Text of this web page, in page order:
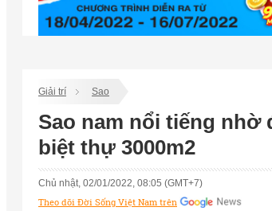
Giải trí Sao
Sao nam nổi tiếng nhờ
biệt thự 3000m2
Chủ nhật, 02/01/2022, 08:05 (GMT+7)
Theo dõi Đời Sống Việt Nam trên